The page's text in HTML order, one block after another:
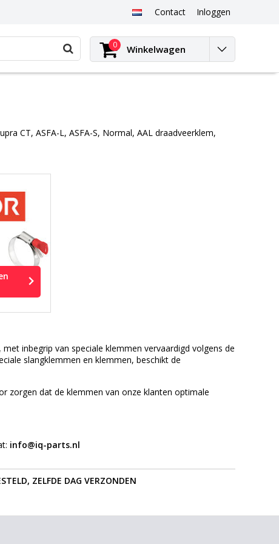
Contact Inloggen
0 Winkelwagen
CT, ASFA-L, ASFA-S, Normal, AAL draadveerklem,
inbegrip van speciale klemmen vervaardigd volgens de
slangklemmen en klemmen, beschikt de
zorgen dat de klemmen van onze klanten optimale
info@iq-parts.nl
ZELFDE DAG VERZONDEN